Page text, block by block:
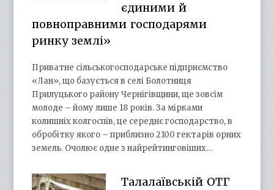
єдиними й
повноправними господарями
ринку землі»
Приватне сільськогосподарське підприємство
«Лан», що базується в селі Болотниця
Прилуцького району Чернігівщини, ще зовсім
молоде – йому лише 18 років. За мірками
колишніх колгоспів, це середнє господарство, в
обробітку якого – приблизно 2100 гектарів орних
земель. Очолює одне з найрейтинговіших…
Талалаївській ОТГ